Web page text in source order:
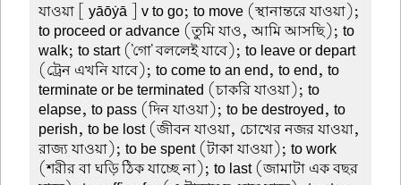
যাওয়া [ yāōẏā ] v to go; to move (স্থানান্তরে যাওয়া);
to proceed or advance (তুমি যাও, আমি আসছি); to
walk; to start ('গো' বললেই যাবে); to leave or depart
(ট্রেন এখনি যাবে); to come to an end, to end, to
terminate or be terminated (চাকরি যাওয়া); to
elapse, to pass (দিন যাওয়া); to be destroyed, to
perish, to be lost (জীবন যাওয়া, চোখের নজর যাওয়া,
রাজ্য যাওয়া); to be spent (টাকা যাওয়া); to work
(শরীর বা ঘড়ি ঠিক যাচ্ছে না); to last (জামাটা এক বছর